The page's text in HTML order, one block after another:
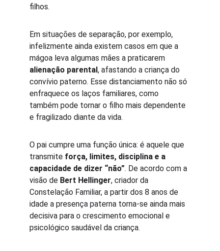
filhos.
Em situações de separação, por exemplo,
infelizmente ainda existem casos em que a
mágoa leva algumas mães a praticarem
alienação parental, afastando a criança do
convívio paterno. Esse distanciamento não só
enfraquece os laços familiares, como
também pode tornar o filho mais dependente
e fragilizado diante da vida.
O pai cumpre uma função única: é aquele que
transmite força, limites, disciplina e a
capacidade de dizer “não”. De acordo com a
visão de Bert Hellinger, criador da
Constelação Familiar, a partir dos 8 anos de
idade a presença paterna torna-se ainda mais
decisiva para o crescimento emocional e
psicológico saudável da criança.